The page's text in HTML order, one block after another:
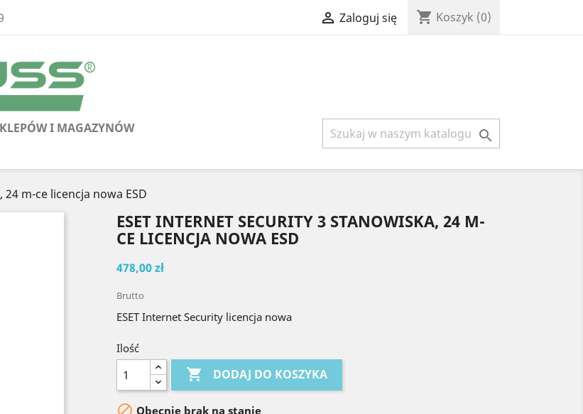
 Zaloguj się shopping_cart Koszyk (0)
I MAGAZYNÓW 
m-ce licencja nowa ESD
ESET INTERNET SECURITY 3 STANOWISKA, 24 M-
CE LICENCJA NOWA ESD
478,00 zł
Brutto
ESET Internet Security licencja nowa
Ilość
 DODAJ DO KOSZYKA
 Obecnie brak na stanie